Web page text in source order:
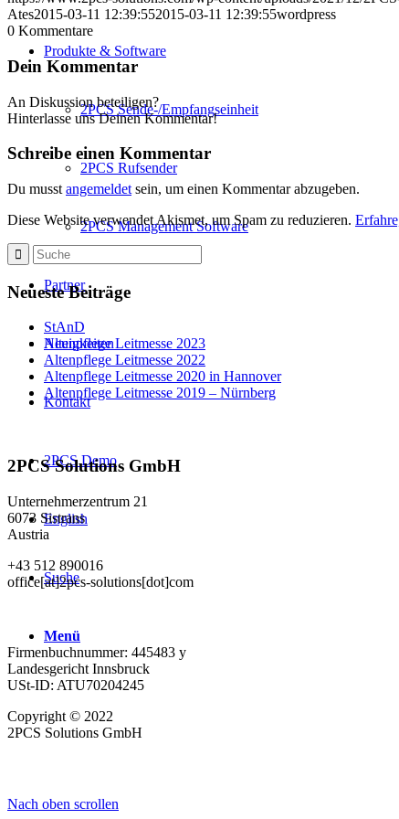
Produkte & Software
2PCS Sende-/Empfangseinheit
2PCS Rufsender
2PCS Management Software
Partner
Neuigkeiten
Kontakt
2PCS Demo
English
Suche
Menü
Ates2015-03-11 12:39:552015-03-11 12:39:55wordpress
0 Kommentare
Dein Kommentar
An Diskussion beteiligen?
Hinterlasse uns Deinen Kommentar!
Schreibe einen Kommentar
Du musst angemeldet sein, um einen Kommentar abzugeben.
Diese Website verwendet Akismet, um Spam zu reduzieren.
Neueste Beiträge
StAnD
Altenpflege Leitmesse 2023
Altenpflege Leitmesse 2022
Altenpflege Leitmesse 2020 in Hannover
Altenpflege Leitmesse 2019 – Nürnberg
2PCS Solutions GmbH
Unternehmerzentrum 21
6073 Sistrans
Austria
+43 512 890016
office[at]2pcs-solutions[dot]com
Firmenbuchnummer: 445483 y
Landesgericht Innsbruck
USt-ID: ATU70204245
Copyright © 2022
2PCS Solutions GmbH
Nach oben scrollen